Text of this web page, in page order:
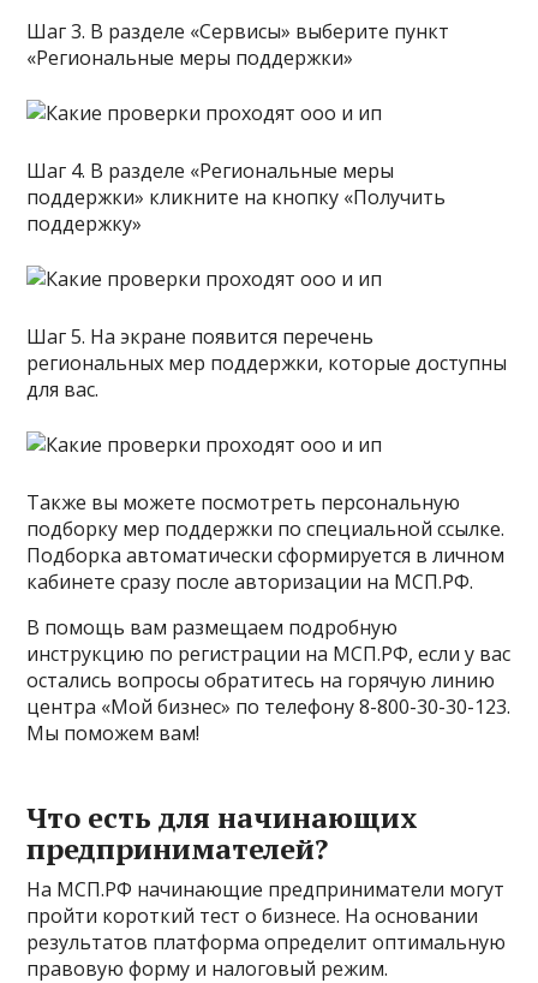
Шаг 3. В разделе «Сервисы» выберите пункт
«Региональные меры поддержки»
Шаг 4. В разделе «Региональные меры
поддержки» кликните на кнопку «Получить
поддержку»
Шаг 5. На экране появится перечень
региональных мер поддержки, которые доступны
для вас.
Также вы можете посмотреть персональную
подборку мер поддержки по специальной ссылке.
Подборка автоматически сформируется в личном
кабинете сразу после авторизации на МСП.РФ.
В помощь вам размещаем подробную
инструкцию по регистрации на МСП.РФ, если у вас
остались вопросы обратитесь на горячую линию
центра «Мой бизнес» по телефону 8-800-30-30-123.
Мы поможем вам!
Что есть для начинающих
предпринимателей?
На МСП.РФ начинающие предприниматели могут
пройти короткий тест о бизнесе. На основании
результатов платформа определит оптимальную
правовую форму и налоговый режим.